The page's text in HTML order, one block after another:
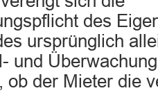
des
ursprünglich
und
ob der Mieter die